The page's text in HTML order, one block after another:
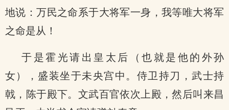
地说：万民之命系于大将军一身，我等唯大将军
之命是从！
于是霍光请出皇太后（也就是他的外孙
女），盛装坐于未央宫中。侍卫持刀，武士持
戟，陈于殿下。文武百官依次上殿，然后叫来昌